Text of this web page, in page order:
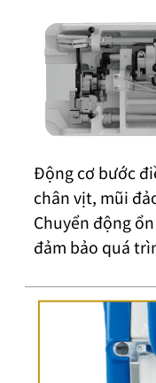
Động cơ bước
chân vịt, mũi
Chuyển động
đảm bảo quá